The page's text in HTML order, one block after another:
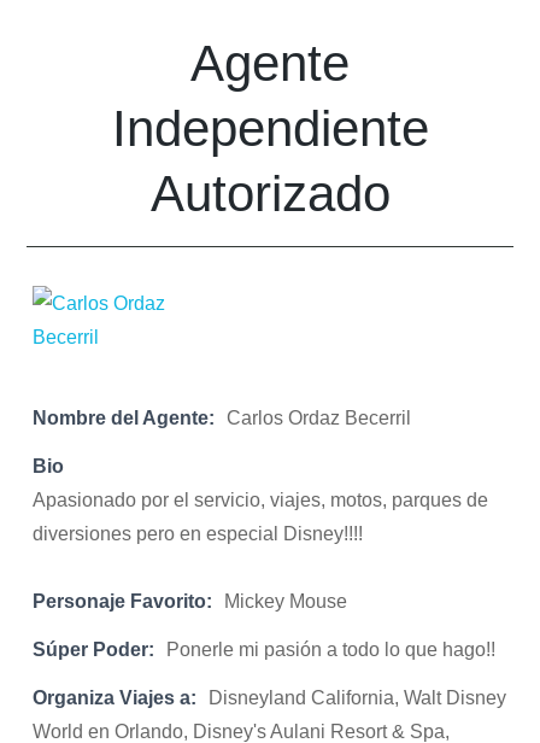
Agente
Independiente
Autorizado
Nombre del Agente: Carlos Ordaz Becerril
Bio
Apasionado por el servicio, viajes, motos, parques de
diversiones pero en especial Disney!!!!
Personaje Favorito: Mickey Mouse
Súper Poder: Ponerle mi pasión a todo lo que hago!!
Organiza Viajes a:
Disneyland California, Walt Disney
World en Orlando, Disney's Aulani Resort & Spa,